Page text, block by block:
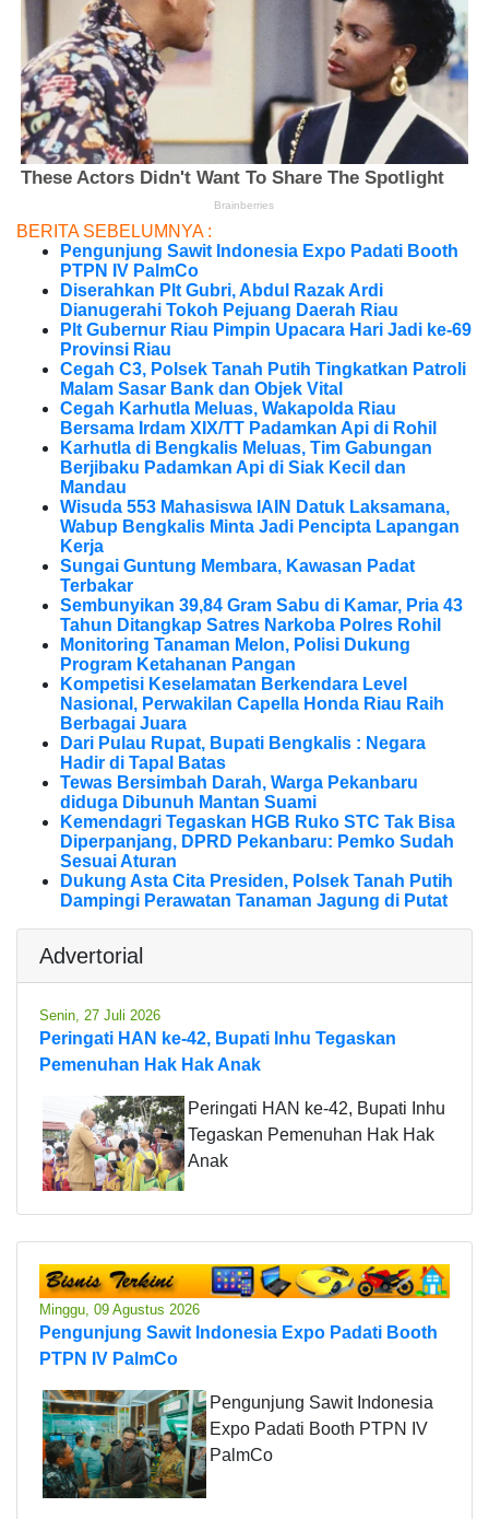
BERITA SEBELUMNYA :
Pengunjung Sawit Indonesia Expo Padati Booth
PTPN IV PalmCo
Diserahkan Plt Gubri, Abdul Razak Ardi
Dianugerahi Tokoh Pejuang Daerah Riau
Plt Gubernur Riau Pimpin Upacara Hari Jadi ke-69
Provinsi Riau
Cegah C3, Polsek Tanah Putih Tingkatkan Patroli
Malam Sasar Bank dan Objek Vital
Cegah Karhutla Meluas, Wakapolda Riau
Bersama Irdam XIX/TT Padamkan Api di Rohil
Karhutla di Bengkalis Meluas, Tim Gabungan
Berjibaku Padamkan Api di Siak Kecil dan
Mandau
Wisuda 553 Mahasiswa IAIN Datuk Laksamana,
Wabup Bengkalis Minta Jadi Pencipta Lapangan
Kerja
Sungai Guntung Membara, Kawasan Padat
Terbakar
Sembunyikan 39,84 Gram Sabu di Kamar, Pria 43
Tahun Ditangkap Satres Narkoba Polres Rohil
Monitoring Tanaman Melon, Polisi Dukung
Program Ketahanan Pangan
Kompetisi Keselamatan Berkendara Level
Nasional, Perwakilan Capella Honda Riau Raih
Berbagai Juara
Dari Pulau Rupat, Bupati Bengkalis : Negara
Hadir di Tapal Batas
Tewas Bersimbah Darah, Warga Pekanbaru
diduga Dibunuh Mantan Suami
Kemendagri Tegaskan HGB Ruko STC Tak Bisa
Diperpanjang, DPRD Pekanbaru: Pemko Sudah
Sesuai Aturan
Dukung Asta Cita Presiden, Polsek Tanah Putih
Dampingi Perawatan Tanaman Jagung di Putat
Advertorial
Senin, 27 Juli 2026
Peringati HAN ke-42, Bupati Inhu Tegaskan
Pemenuhan Hak Hak Anak
Peringati HAN ke-42, Bupati Inhu
Tegaskan Pemenuhan Hak Hak
Anak
Minggu, 09 Agustus 2026
Pengunjung Sawit Indonesia Expo Padati Booth
PTPN IV PalmCo
Pengunjung Sawit Indonesia
Expo Padati Booth PTPN IV
PalmCo